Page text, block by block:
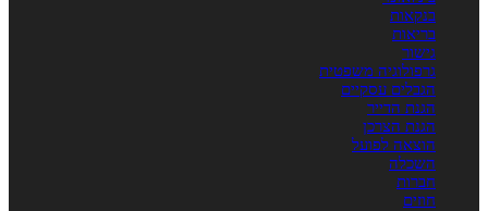
בנקאות
בריאות
גישור
גרפולוגיה משפטית
הגבלים עסקיים
הגנת הדייר
הגנת הצרכן
הוצאה לפועל
השכלה
חברות
חוזים